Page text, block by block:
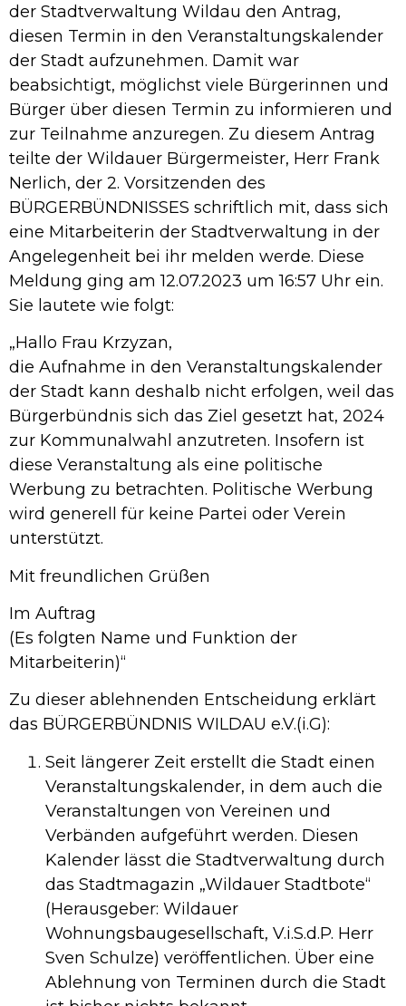
der Stadtverwaltung Wildau den Antrag,
diesen Termin in den Veranstaltungskalender
der Stadt aufzunehmen. Damit war
beabsichtigt, möglichst viele Bürgerinnen und
Bürger über diesen Termin zu informieren und
zur Teilnahme anzuregen. Zu diesem Antrag
teilte der Wildauer Bürgermeister, Herr Frank
Nerlich, der 2. Vorsitzenden des
BÜRGERBÜNDNISSES schriftlich mit, dass sich
eine Mitarbeiterin der Stadtverwaltung in der
Angelegenheit bei ihr melden werde. Diese
Meldung ging am 12.07.2023 um 16:57 Uhr ein.
Sie lautete wie folgt:
„Hallo Frau Krzyzan,
die Aufnahme in den Veranstaltungskalender
der Stadt kann deshalb nicht erfolgen, weil das
Bürgerbündnis sich das Ziel gesetzt hat, 2024
zur Kommunalwahl anzutreten. Insofern ist
diese Veranstaltung als eine politische
Werbung zu betrachten. Politische Werbung
wird generell für keine Partei oder Verein
unterstützt.
Mit freundlichen Grüßen
Im Auftrag
(Es folgten Name und Funktion der
Mitarbeiterin)“
Zu dieser ablehnenden Entscheidung erklärt
das BÜRGERBÜNDNIS WILDAU e.V.(i.G):
Seit längerer Zeit erstellt die Stadt einen
Veranstaltungskalender, in dem auch die
Veranstaltungen von Vereinen und
Verbänden aufgeführt werden. Diesen
Kalender lässt die Stadtverwaltung durch
das Stadtmagazin „Wildauer Stadtbote“
(Herausgeber: Wildauer
Wohnungsbaugesellschaft, V.i.S.d.P. Herr
Sven Schulze) veröffentlichen. Über eine
Ablehnung von Terminen durch die Stadt